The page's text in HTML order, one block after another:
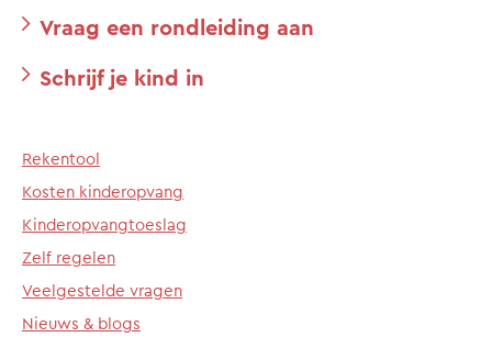
Vraag een rondleiding aan
Schrijf je kind in
Rekentool
Kosten kinderopvang
Kinderopvangtoeslag
Zelf regelen
Veelgestelde vragen
Nieuws & blogs